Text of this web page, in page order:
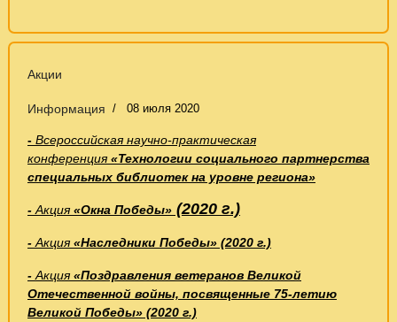
Акции
Информация 08 июля 2020
- Всероссийская научно-практическая
конференция «Технологии социального партнерства
специальных библиотек на уровне региона»
- Акция «Окна Победы» (2020 г.)
- Акция«Наследники Победы» (2020 г.)
- Акция «Поздравления ветеранов Великой
Отечественной войны, посвященные 75-летию
Великой Победы» (2020 г.)